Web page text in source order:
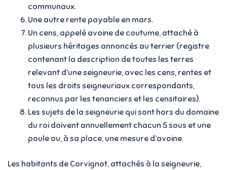
communaux.
Une autre rente payable en mars.
Un cens, appelé avoine de coutume, attaché à
plusieurs héritages annoncés au terrier (registre
contenant la description de toutes les terres
relevant d’une seigneurie, avec les cens, rentes et
tous les droits seigneuriaux correspondants,
reconnus par les tenanciers et les censitaires).
Les sujets de la seigneurie qui sont hors du domaine
du roi doivent annuellement chacun 5 sous et une
poule ou, à sa place, une mesure d’avoine.
Les habitants de Corvignot, attachés à la seigneurie,